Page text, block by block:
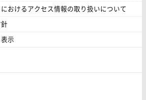
おけるアクセス情報の取り扱いについて
示